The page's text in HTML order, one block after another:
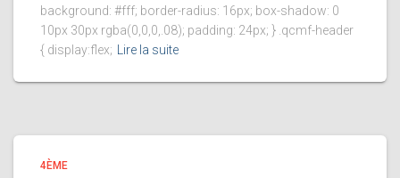
background: #fff; border-radius: 16px; box-shadow: 0
10px 30px rgba(0,0,0,.08); padding: 24px; } .qcmf-header
{ display:flex; Lire la suite
4ÈME